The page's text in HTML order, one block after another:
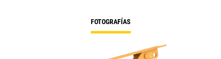
FOTOGRAFÍAS